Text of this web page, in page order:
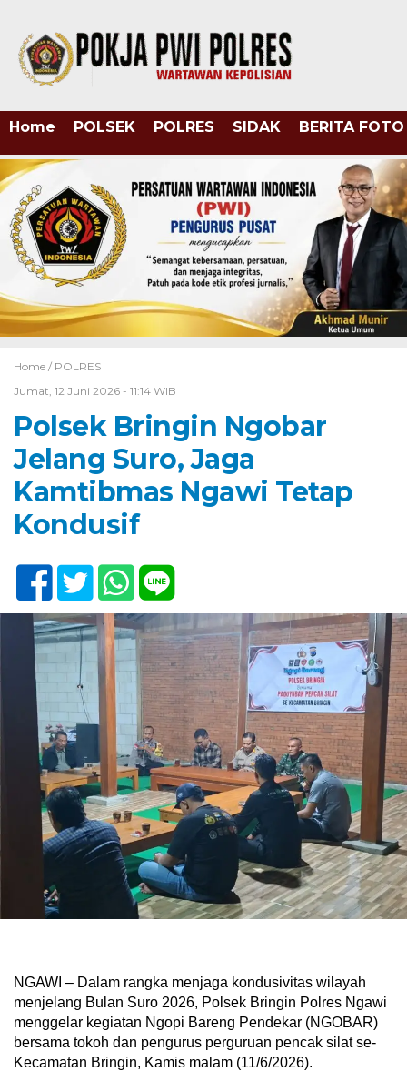
Home POLSEK POLRES SIDAK BERITA FOTO
Home / POLRES
Jumat, 12 Juni 2026 - 11:14 WIB
Polsek Bringin Ngobar
Jelang Suro, Jaga
Kamtibmas Ngawi Tetap
Kondusif
NGAWI – Dalam rangka menjaga kondusivitas wilayah
menjelang Bulan Suro 2026, Polsek Bringin Polres Ngawi
menggelar kegiatan Ngopi Bareng Pendekar (NGOBAR)
bersama tokoh dan pengurus perguruan pencak silat se-
Kecamatan Bringin, Kamis malam (11/6/2026).